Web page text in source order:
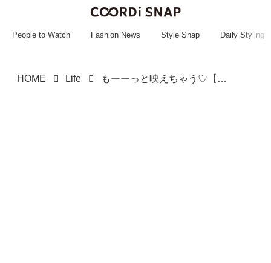
~~~~~~~~~~~
People to Watch Fashion News Style Snap Daily Styling
HOME Life もーーっと映えちゃう♡【スタバ】カスタムして楽しみたい♡「新作スイーツ」